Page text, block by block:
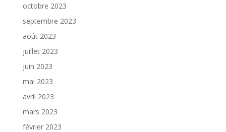
octobre 2023
septembre 2023
août 2023
juillet 2023
juin 2023
mai 2023
avril 2023
mars 2023
février 2023